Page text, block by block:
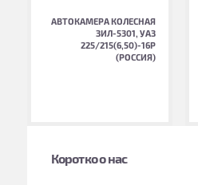
АВТОКАМЕРА КОЛЕСНАЯ
ЗИЛ-5301, УАЗ
225/215(6,50)-16Р
(РОССИЯ)
Коротко о нас